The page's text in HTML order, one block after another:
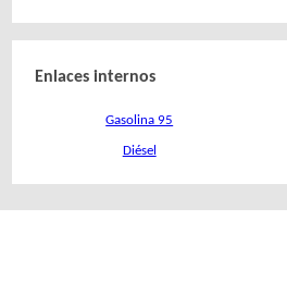
Enlaces internos
Gasolina 95
Diésel